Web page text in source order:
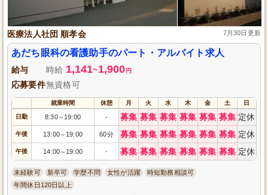
医療法人社団 順孝会 7月30日更新
あだち眼科の看護助手のパート・アルバイト求人
給与 時給 1,141~1,900 円
応募要件無資格可
就業時間 休憩 月 火 水 木 金 土 日
日勤 8:30～ 19:00 - 募集 募集 募集 募集 募集 募集 定休
午後 13:00～ 19:00 60分 募集 募集 募集 募集 募集 募集 定休
午後 14:00～ 19:00 - 募集 募集 募集 募集 募集 募集 定休
未経験可 新卒可 学歴不問 女性が活躍
時短勤務相談可
年間休日120日以上